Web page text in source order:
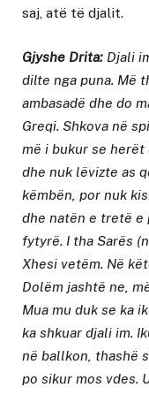
saj, atë të djalit.
Gjyshe Drita: Djali
dilte nga puna. Më
ambasadë dhe do
Greqi. Shkova në
më i bukur se
dhe nuk lëvizte as
këmbën, por nuk
dhe natën e tretë e
fytyrë. I tha Sarës
Xhesi vetëm. Në
Dolëm jashtë ne,
Mua mu duk se ka
ka shkuar djali im.
në ballkon, thashë
po sikur mos vdes.